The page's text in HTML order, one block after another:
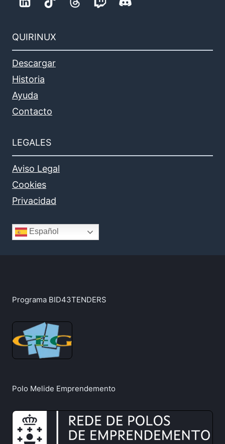
QUIRINUX
Descargar
Historia
Ayuda
Contacto
LEGALES
Aviso Legal
Cookies
Privacidad
Español
Programa BID43TENDERS
Polo Melide Emprendemento